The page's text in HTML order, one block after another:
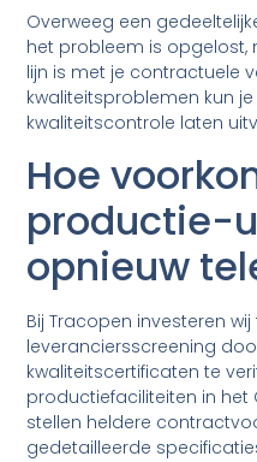
Overweeg een
het probleem is
lijn is met je contractuele
kwaliteitsproblemen kun
kwaliteitscontrole laten
Hoe
productie-
opnieuw
Bij Tracopen investeren
leveranciersscreening
kwaliteitscertificaten te
productiefaciliteiten in het
stellen heldere
gedetailleerde